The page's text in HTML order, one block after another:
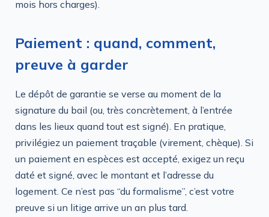
mois hors charges).
Paiement : quand, comment,
preuve à garder
Le dépôt de garantie se verse au moment de la
signature du bail (ou, très concrètement, à l’entrée
dans les lieux quand tout est signé). En pratique,
privilégiez un paiement traçable (virement, chèque). Si
un paiement en espèces est accepté, exigez un reçu
daté et signé, avec le montant et l’adresse du
logement. Ce n’est pas “du formalisme”, c’est votre
preuve si un litige arrive un an plus tard.